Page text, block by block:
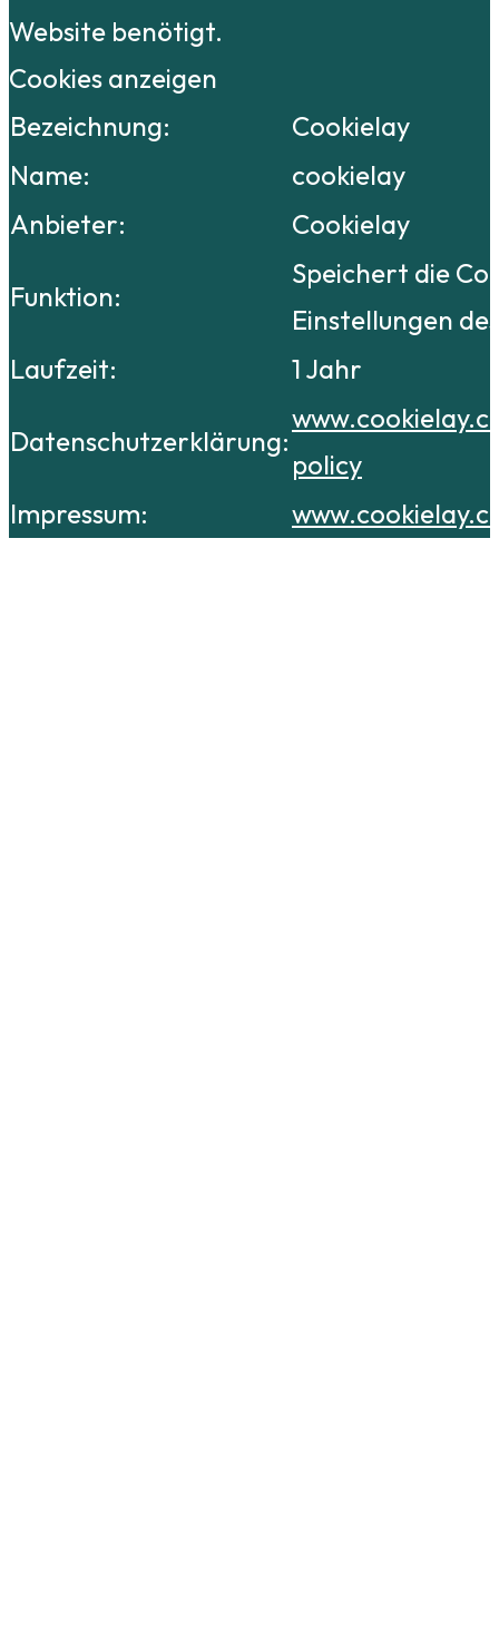
Website benötigt.
Cookies anzeigen
Bezeichnung:
Cookielay
Name:
cookielay
Anbieter:
Cookielay
Funktion:
Speichert die
Einstellungen
Laufzeit:
1 Jahr
Datenschutzerklärung:
policy
Impressum: